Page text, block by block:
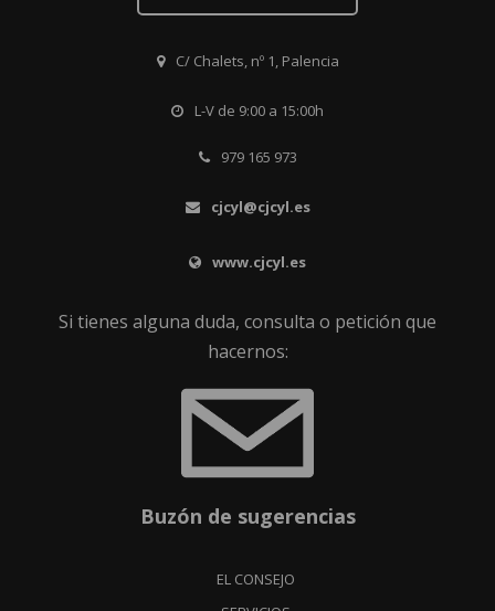
C/ Chalets, nº 1, Palencia
L-V de 9:00 a 15:00h
979 165 973
cjcyl@cjcyl.es
www.cjcyl.es
Si tienes alguna duda, consulta o petición que
hacernos:
Buzón de sugerencias
EL CONSEJO